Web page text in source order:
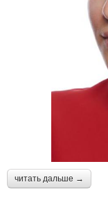
читать дальше →